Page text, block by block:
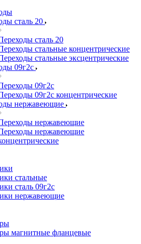
сталь 20
сталь 20
стальные концентрические
стальные эксцентрические
09г2с
09г2с
09г2с концентрические
нержавеющие
нержавеющие
нержавеющие
стальные
сталь 09г2с
нержавеющие
магнитные фланцевые